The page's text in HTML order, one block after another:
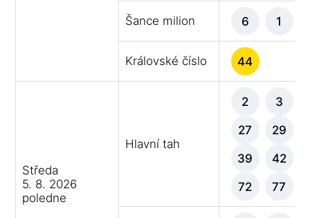
Šance milion 6 1
Královské číslo 44
Středa
5. 8. 2026
poledne
Hlavní tah
2 3
27 29
39 42
72 77